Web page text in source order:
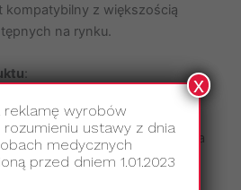
kompatybilny z większością
na rynku.
:
x 18 cm
malowana proszkowo na
reklamę wyrobów
ustawy z dnia
medycznych
przed dniem 1.01.2023
x